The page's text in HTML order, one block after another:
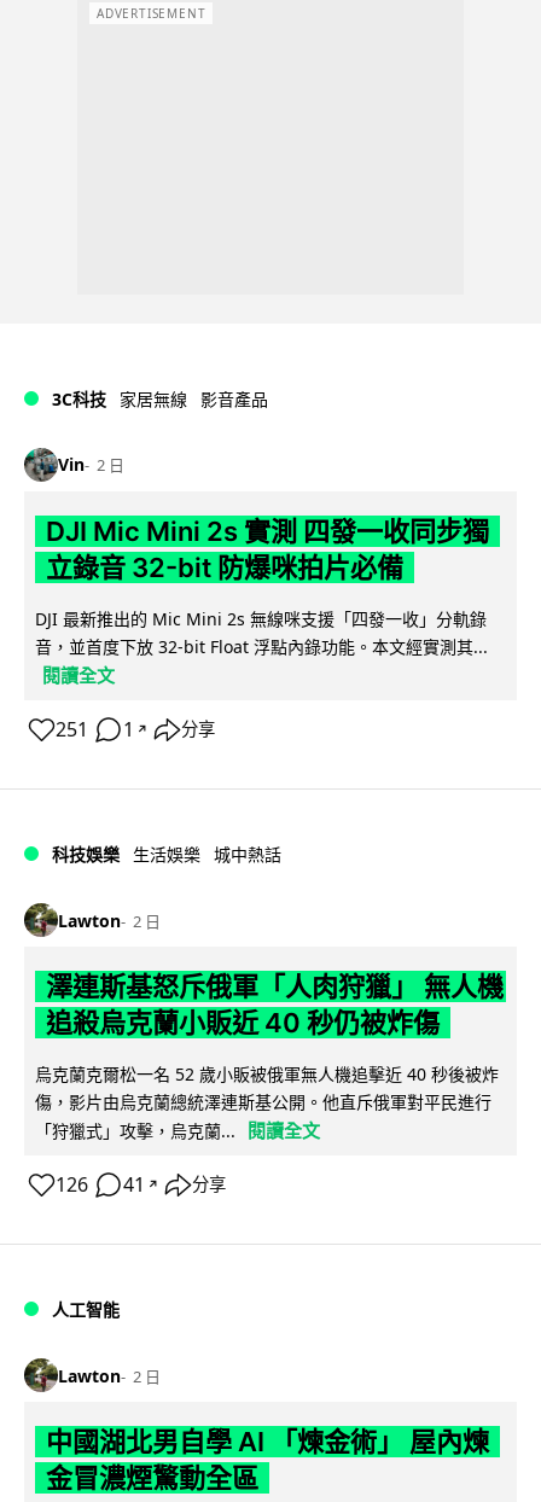
ADVERTISEMENT
3C科技 家居無線 影音產品
Vin 2 日
DJI Mic Mini 2s 實測 四發一收同步獨
立錄音 32-bit 防爆咪拍片必備
DJI 最新推出的 Mic Mini 2s 無線咪支援「四發一收」分軌錄
音，並首度下放 32-bit Float 浮點內錄功能。本文經實測其...
閱讀全文
251 1 ↗ 分享
科技娛樂 生活娛樂 城中熱話
Lawton 2 日
澤連斯基怒斥俄軍「人肉狩獵」 無人機
追殺烏克蘭小販近 40 秒仍被炸傷
烏克蘭克爾松一名 52 歲小販被俄軍無人機追擊近 40 秒後被炸
傷，影片由烏克蘭總統澤連斯基公開。他直斥俄軍對平民進行
「狩獵式」攻擊，烏克蘭...
閱讀全文
126 41 ↗ 分享
人工智能
Lawton 2 日
中國湖北男自學 AI 「煉金術」 屋內煉
金冒濃煙驚動全區